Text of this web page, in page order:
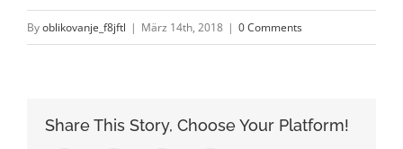
Byoblikovanje_f8jftl | März 14th, 2018 | 0 Comments
Share This Story, Choose Your Platform!